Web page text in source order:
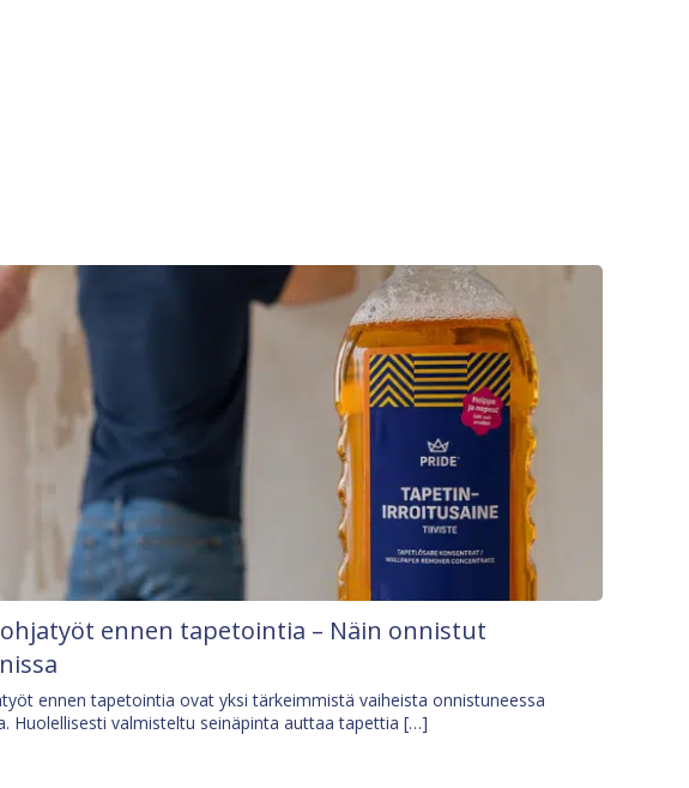
ennen tapetointia – Näin onnistut
ennen tapetointia ovat yksi tärkeimmistä vaiheista onnistuneessa
Huolellisesti valmisteltu seinäpinta auttaa tapettia […]